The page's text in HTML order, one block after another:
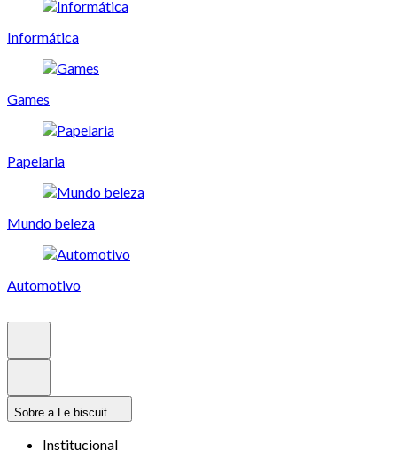
Informática
Games
Papelaria
Mundo beleza
Automotivo
Sobre a Le biscuit
Institucional